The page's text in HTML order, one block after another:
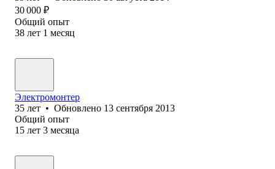
30 000 ₽
Общий опыт
38 лет 1 месяц
Электромонтер
35 лет • Обновлено 13 сентября 2013
Общий опыт
15 лет 3 месяца